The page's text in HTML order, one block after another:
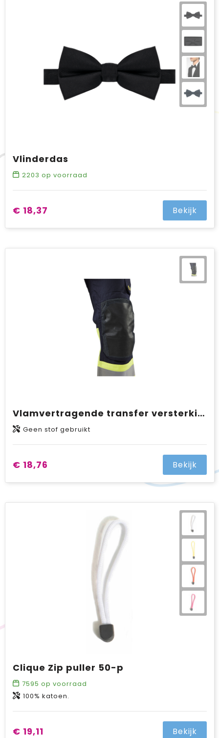
Vlinderdas
2203 op voorraad
€ 18,37 Bekijk
Vlamvertragende transfer versterking
Geen stof gebruikt
€ 18,76 Bekijk
Clique Zip puller 50-p
7595 op voorraad
100% katoen.
€ 19,11 Bekijk